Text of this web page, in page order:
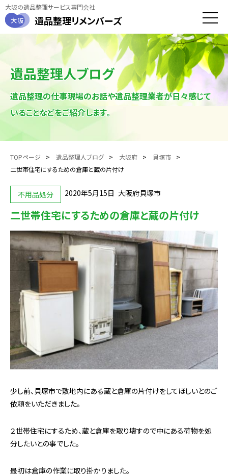
大阪の遺品整理サービス専門会社
大阪
遺品整理リメンバーズ
toggle
遺品整理人ブログ
遺品整理の仕事現場のお話や遺品整理業者が日々感じて
いることなどをご紹介します。
TOPページ 遺品整理人ブログ 大阪府
貝塚市
二世帯住宅にするための倉庫と蔵の片付け
不用品処分 2020年5月15日 大阪府貝塚市
二世帯住宅にするための倉庫と蔵の片付け
少し前、貝塚市で敷地内にある蔵と倉庫の片付けをしてほしいとのご
依頼をいただきました。
２世帯住宅にするため、蔵と倉庫を取り壊すので中にある荷物を処
分したいとの事でした。
最初は倉庫の作業に取り掛かりました。